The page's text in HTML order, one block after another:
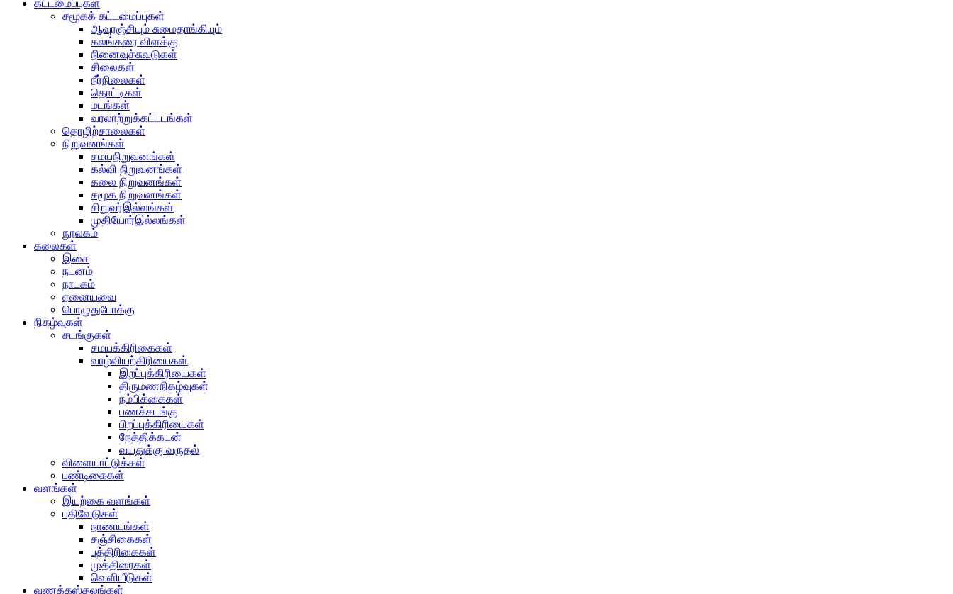
கட்டமைப்புகள்
சமூகக் கட்டமைப்புகள்
ஆவுரஞ்சியும் சுமைதாங்கியும்
கலங்கரை விளக்கு
நினைவுச்சுவடுகள்
சிலைகள்
நீர்நிலைகள்
தொட்டிகள்
மடங்கள்
வரலாற்றுக்கட்டடங்கள்
தொழிற்சாலைகள்
நிறுவனங்கள்
சமயநிறுவனங்கள்
கல்வி நிறுவனங்கள்
கலை நிறுவனங்கள்
சமூக நிறுவனங்கள்
சிறுவர்இல்லங்கள்
முதியோர்இல்லங்கள்
நூலகம்
கலைகள்
இசை
நடனம்
நாடகம்
ஏனையவை
பொழுதுபோக்கு
நிகழ்வுகள்
சடங்குகள்
சமயக்கிரிகைகள்
வாழ்வியற்கிரியைகள்
இறப்புக்கிரியைகள்
திருமணநிகழ்வுகள்
நம்பிக்கைகள்
பணச்சடங்கு
பிறப்புக்கிரியைகள்
நேத்திக்கடன்
வயதுக்கு வருதல்
விளையாட்டுக்கள்
பண்டிகைகள்
வளங்கள்
இயற்கை வளங்கள்
பதிவேடுகள்
நாணயங்கள்
சஞ்சிகைகள்
பத்திரிகைகள்
முத்திரைகள்
வெளியீடுகள்
வணக்கஸ்தலங்கள்